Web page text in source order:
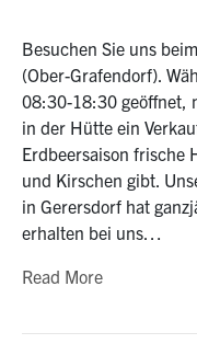
Besuchen Sie uns
(Ober-Grafendorf).
08:30-18:30 geöffnet,
in der Hütte ein
Erdbeersaison frische
und Kirschen gibt.
in Gerersdorf hat
erhalten bei uns…
Read More